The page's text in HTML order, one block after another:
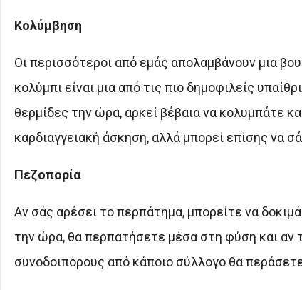
Κολύμβηση
Οι περισσότεροι από εμάς απολαμβάνουν μια
κολύμπι είναι μια από τις πιο δημοφιλείς
θερμίδες την ώρα, αρκεί βέβαια να κολυμπάτε
καρδιαγγειακή άσκηση, αλλά μπορεί επίσης
Πεζοπορία
Αν σάς αρέσει το περπάτημα, μπορείτε να
την ώρα, θα περπατήσετε μέσα στη φύση και αν
συνοδοιπόρους από κάποιο σύλλογο θα